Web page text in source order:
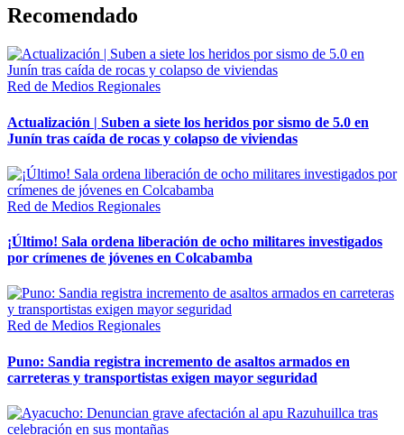
Recomendado
Red de Medios Regionales
Actualización | Suben a siete los heridos por sismo de 5.0 en
Junín tras caída de rocas y colapso de viviendas
Red de Medios Regionales
¡Último! Sala ordena liberación de ocho militares investigados
por crímenes de jóvenes en Colcabamba
Red de Medios Regionales
Puno: Sandia registra incremento de asaltos armados en
carreteras y transportistas exigen mayor seguridad